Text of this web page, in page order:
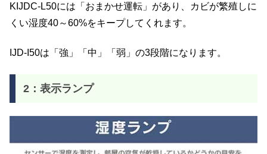
KIJDC-L50には「おまかせ運転」があり、カビが繁殖しに
くい湿度40～60%をキープしてくれます。
IJD-I50は「強」「中」「弱」の3段階になります。
2：表示ランプ